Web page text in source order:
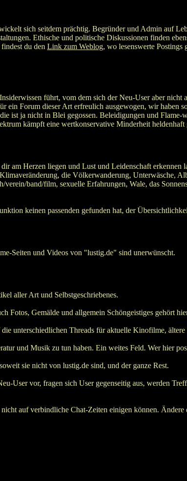
sich seitdem prächtig. Begründer und Admin auf
Ethische und politische Diskussionen finden
du den Link zum Weblog, wo lesenswerte
führt, vom dem sich der Neu-User aber nicht
Forum dieser Art erfreulich ausgewogen, wir haben
ist ja nicht in Blei gegossen. Beleidigungen und
kämpft eine wertkonservative Minderheit
am Herzen liegen und Lust und Leidenschaft
die Völkerwanderung, Unterwäsche,
band/film, sexuelle Erfahrungen, Wale, das
keinen passenden gefunden hat, der
Seiten und Videos von "lustig.de" sind unerwünscht.
aller Art und Selbstgeschriebenes.
Fotos, Gemälde und allgemein Schöngeistiges gehört
unterschiedlichen Threads für aktuelle Kinofilme,
und Musik zu tun haben. Ein weites Feld. Wer hier
sie nicht von lustig.de sind, und der ganze Rest.
User vor, fragen sich User gegenseitig aus, werden
auf verbindliche Chat-Zeiten einigen können. Ändere